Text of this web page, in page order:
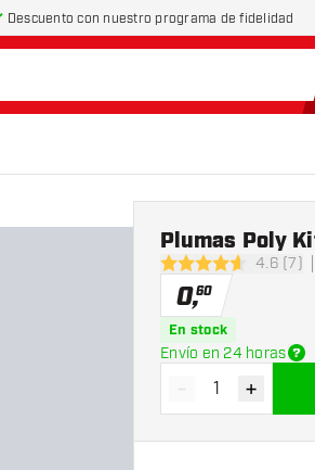
Descuento con nuestro programa de fidelidad
4.6 estrellas de4.6 (7)
Plumas Poly
0,60
En stock
Envío en 24 horas
Disminuir
- +